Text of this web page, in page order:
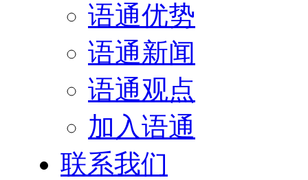
语通优势
语通新闻
语通观点
加入语通
联系我们